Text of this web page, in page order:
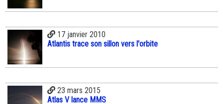
17 janvier 2010
Atlantis trace son sillon vers l'orbite
23 mars 2015
Atlas V lance MMS